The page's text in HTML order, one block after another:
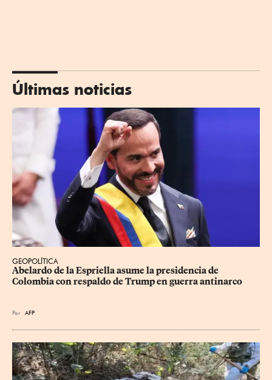
Últimas noticias
GEOPOLÍTICA
Abelardo de la Espriella asume la presidencia de
Colombia con respaldo de Trump en guerra antinarco
Por AFP